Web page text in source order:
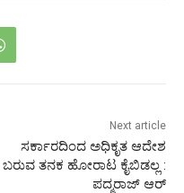
Next article
ಸರ್ಕಾರದಿಂದ ಅಧಿಕೃತ ಆದೇಶ
ಬರುವ ತನಕ ಹೋರಾಟ ಕೈಬಿಡಲ್ಲ :
ಪದ್ಮರಾಜ್ ಆರ್